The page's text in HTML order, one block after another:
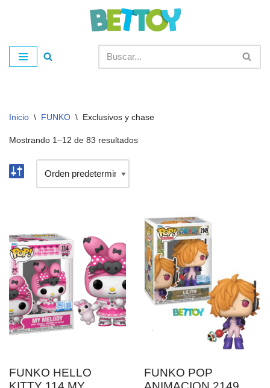
al
contenido
Inicio \ FUNKO \ Exclusivos y chase
Mostrando 1–12 de 83 resultados
FUNKO HELLO
FUNKO POP